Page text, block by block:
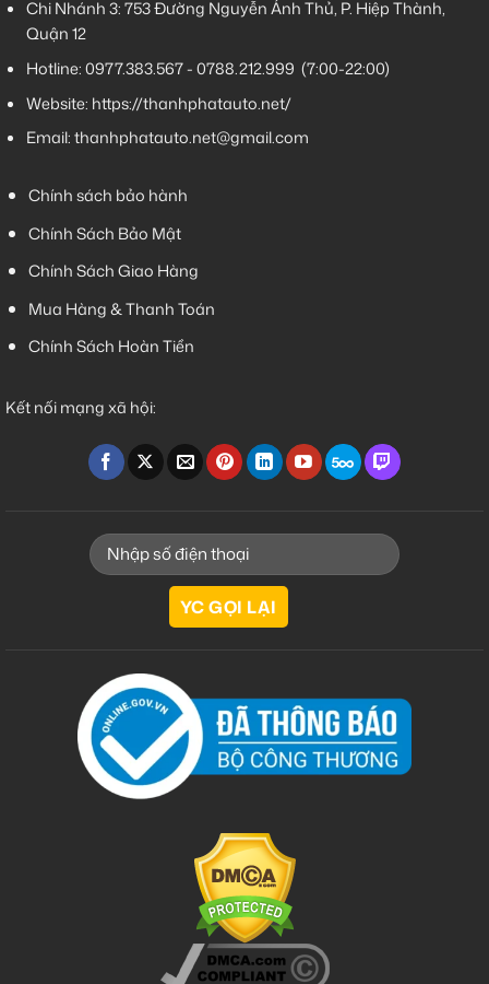
Chi Nhánh 3:753 Đường Nguyễn Ảnh Thủ, P. Hiệp Thành,
Quận 12
Hotline:0977.383.567-0788.212.999 (7:00-22:00)
Website: https://thanhphatauto.net/
Email:thanhphatauto.net@gmail.com
Chính sách bảo hành
Chính Sách Bảo Mật
Chính Sách Giao Hàng
Mua Hàng & Thanh Toán
Chính Sách Hoàn Tiền
Kết nối mạng xã hội: